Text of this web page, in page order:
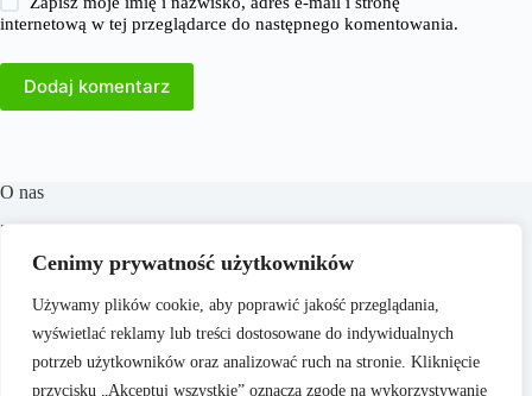
Cenimy prywatność użytkowników
Używamy plików cookie, aby poprawić jakość przeglądania,
wyświetlać reklamy lub treści dostosowane do indywidualnych
potrzeb użytkowników oraz analizować ruch na stronie. Kliknięcie
przycisku „Akceptuj wszystkie” oznacza zgodę na wykorzystywanie
internetową w tej przeglądarce do następnego komentowania.
Dodaj komentarz
O nas
​38Milionow.pl to portal internetowy oferujący aktualne
informacje i analizy z dziedzin takich jak biznes, finanse,
praca, technologia, marketing i prawo. Naszym celem jest
dostarczanie rzetelnych treści, które wspierają czytelników w
podejmowaniu świadomych decyzji oraz inspirują do
działania. Dbamy o to, aby nasze artykuły były zrozumiałe i
dostępne dla każdego, niezależnie od poziomu wiedzy.